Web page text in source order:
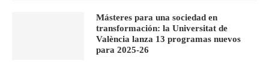
Másteres para una sociedad en
transformación: la Universitat de
València lanza 13 programas nuevos
para 2025-26